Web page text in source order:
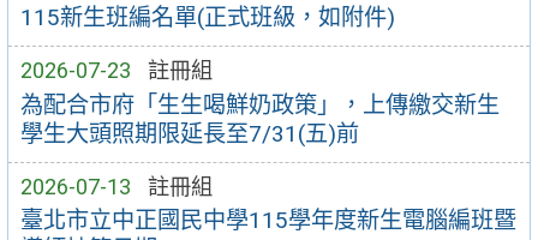
115新生班編名單(正式班級，如附件)
2026-07-23 註冊組
為配合市府「生生喝鮮奶政策」，上傳繳交新生
學生大頭照期限延長至7/31(五)前
2026-07-13 註冊組
臺北市立中正國民中學115學年度新生電腦編班暨